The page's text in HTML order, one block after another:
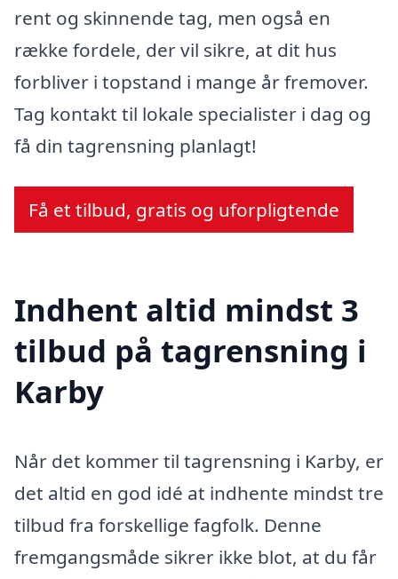
rent og skinnende tag, men også en
række fordele, der vil sikre, at dit hus
forbliver i topstand i mange år fremover.
Tag kontakt til lokale specialister i dag og
få din tagrensning planlagt!
Få et tilbud, gratis og uforpligtende
Indhent altid mindst 3
tilbud på tagrensning i
Karby
Når det kommer til tagrensning i Karby, er
det altid en god idé at indhente mindst tre
tilbud fra forskellige fagfolk. Denne
fremgangsmåde sikrer ikke blot, at du får